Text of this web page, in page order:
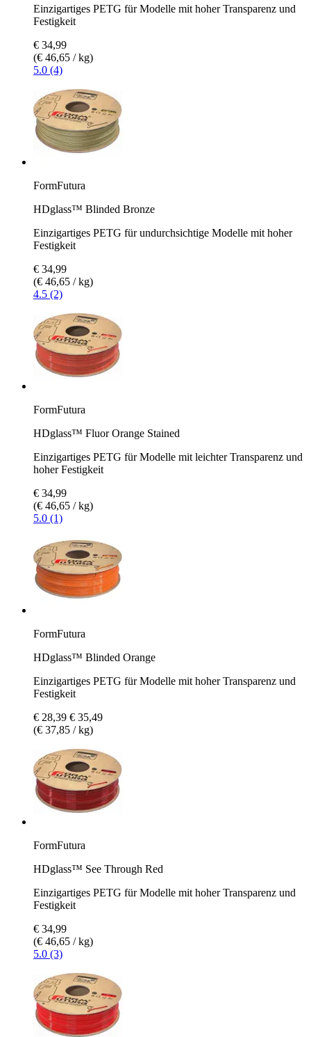
Einzigartiges PETG für Modelle mit hoher Transparenz und
Festigkeit
€ 34,99
(€ 46,65 / kg)
5.0 (4)
FormFutura
HDglass™ Blinded Bronze
Einzigartiges PETG für undurchsichtige Modelle mit hoher
Festigkeit
€ 34,99
(€ 46,65 / kg)
4.5 (2)
FormFutura
HDglass™ Fluor Orange Stained
Einzigartiges PETG für Modelle mit leichter Transparenz und
hoher Festigkeit
€ 34,99
(€ 46,65 / kg)
5.0 (1)
FormFutura
HDglass™ Blinded Orange
Einzigartiges PETG für Modelle mit hoher Transparenz und
Festigkeit
€ 28,39 € 35,49
(€ 37,85 / kg)
FormFutura
HDglass™ See Through Red
Einzigartiges PETG für Modelle mit hoher Transparenz und
Festigkeit
€ 34,99
(€ 46,65 / kg)
5.0 (3)